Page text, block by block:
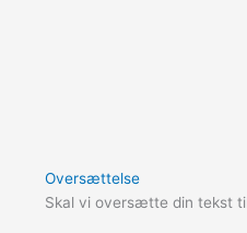
Oversættelse
Skal vi oversætte din tekst